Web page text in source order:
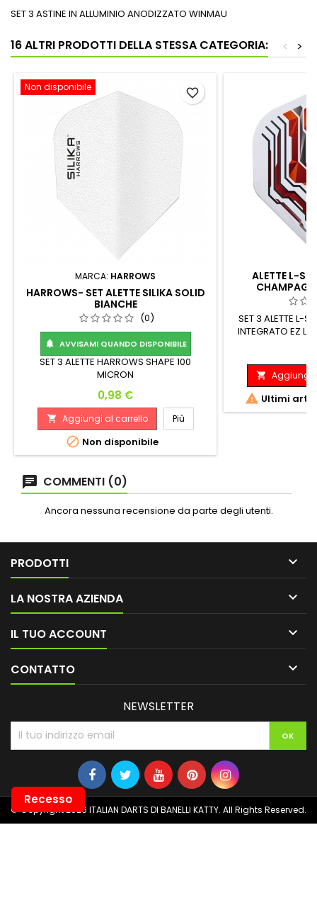
SET 3 ASTINE IN ALLUMINIO ANODIZZATO WINMAU
16 ALTRI PRODOTTI DELLA STESSA CATEGORIA: >
<
Non disponibile
MARCA: HARROWS
HARROWS- SET ALETTE SILIKA SOLID
BIANCHE
(0)
 AVVISAMI QUANDO DISPONIBILE
SET 3 ALETTE HARROWS SHAPE 100
MICRON
Prezzo
0,98 €
 Aggiungi al carrello Più
 Non disponibile
favorite_border
ALETTE L-
SET 3 ALETTE L-
INTEGRATO EZ
 Aggiungi
 Ultimi
COMMENTI (0)
Ancora nessuna recensione da parte degli utenti.
PRODOTTI 
LA NOSTRA AZIENDA 
IL TUO ACCOUNT 
CONTATTO 
NEWSLETTER
© Copyright 2026 ITALIAN DARTS DI BANELLI KATTY. All Rights Reserved.
Recesso